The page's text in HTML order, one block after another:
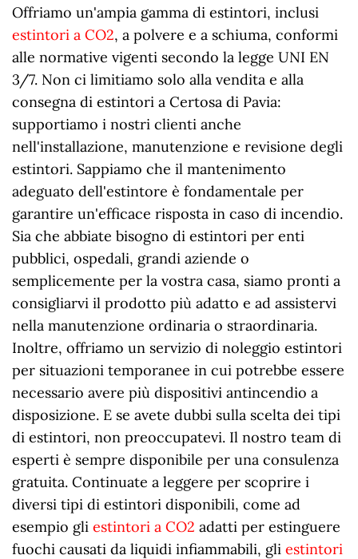
Offriamo un'ampia gamma di estintori, inclusi
estintori a CO2, a polvere e a schiuma, conformi
alle normative vigenti secondo la legge UNI EN
3/7. Non ci limitiamo solo alla vendita e alla
consegna di estintori a Certosa di Pavia:
supportiamo i nostri clienti anche
nell'installazione, manutenzione e revisione degli
estintori. Sappiamo che il mantenimento
adeguato dell'estintore è fondamentale per
garantire un'efficace risposta in caso di incendio.
Sia che abbiate bisogno di estintori per enti
pubblici, ospedali, grandi aziende o
semplicemente per la vostra casa, siamo pronti a
consigliarvi il prodotto più adatto e ad assistervi
nella manutenzione ordinaria o straordinaria.
Inoltre, offriamo un servizio di noleggio estintori
per situazioni temporanee in cui potrebbe essere
necessario avere più dispositivi antincendio a
disposizione. E se avete dubbi sulla scelta dei tipi
di estintori, non preoccupatevi. Il nostro team di
esperti è sempre disponibile per una consulenza
gratuita. Continuate a leggere per scoprire i
diversi tipi di estintori disponibili, come ad
esempio gli estintori a CO2 adatti per estinguere
fuochi causati da liquidi infiammabili, gli estintori